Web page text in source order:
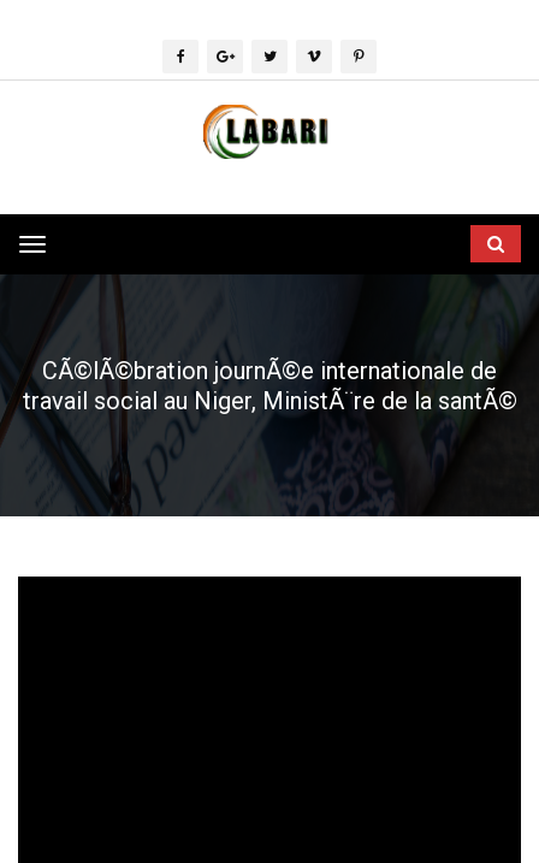
Toggle
navigation
CÃ©lÃ©bration journÃ©e internationale de
travail social au Niger, MinistÃ¨re de la santÃ©